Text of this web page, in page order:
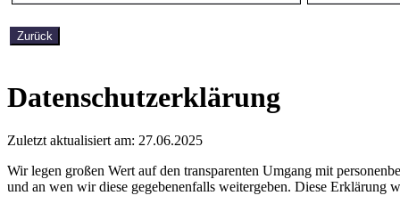
Zurück
Datenschutzerklärung
Zuletzt aktualisiert am: 27.06.2025
Wir legen großen Wert auf den transparenten Umgang mit
und an wen wir diese gegebenenfalls weitergeben. Diese Erklärung